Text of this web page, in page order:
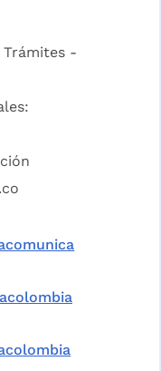
Trámites -